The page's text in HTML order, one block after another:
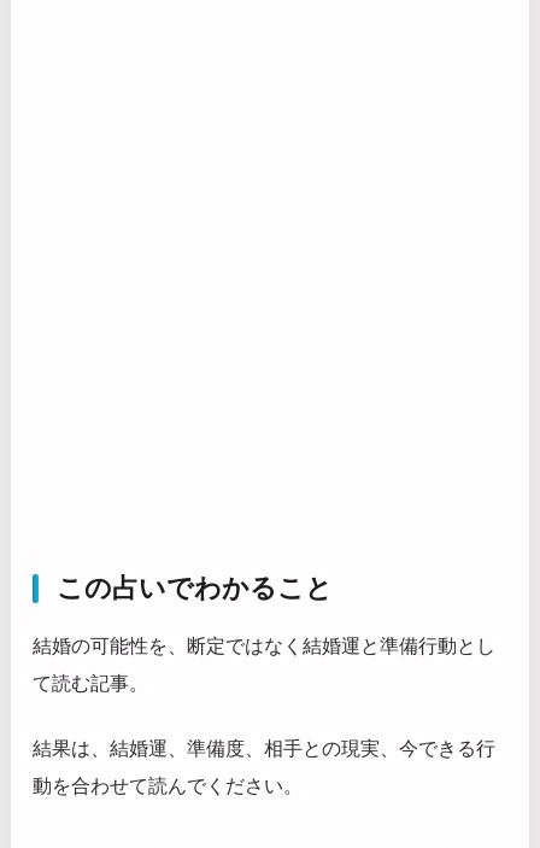
この占いでわかること
結婚の可能性を、断定ではなく結婚運と準備行動とし
て読む記事。
結果は、結婚運、準備度、相手との現実、今できる行
動を合わせて読んでください。